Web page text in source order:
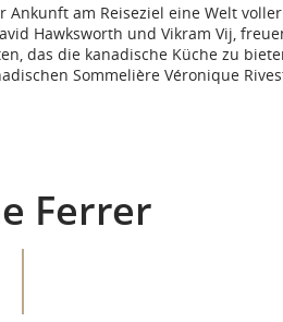
am Reiseziel eine Welt
Hawksworth und Vikram Vij,
das die kanadische Küche zu
Sommelière Véronique
Ferrer